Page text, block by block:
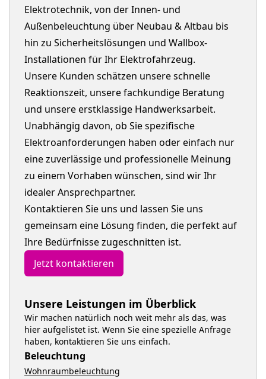
Elektrotechnik, von der Innen- und
Außenbeleuchtung über Neubau & Altbau bis
hin zu Sicherheitslösungen und Wallbox-
Installationen für Ihr Elektrofahrzeug.
Unsere Kunden schätzen unsere schnelle
Reaktionszeit, unsere fachkundige Beratung
und unsere erstklassige Handwerksarbeit.
Unabhängig davon, ob Sie spezifische
Elektroanforderungen haben oder einfach nur
eine zuverlässige und professionelle Meinung
zu einem Vorhaben wünschen, sind wir Ihr
idealer Ansprechpartner.
Kontaktieren Sie uns und lassen Sie uns
gemeinsam eine Lösung finden, die perfekt auf
Ihre Bedürfnisse zugeschnitten ist.
Jetzt kontaktieren
Unsere Leistungen im Überblick
Wir machen natürlich noch weit mehr als das, was
hier aufgelistet ist. Wenn Sie eine spezielle Anfrage
haben, kontaktieren Sie uns einfach.
Beleuchtung
Wohnraumbeleuchtung